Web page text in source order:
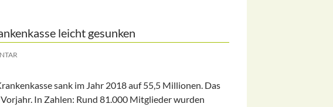
leicht gesunken
sank im Jahr 2018 auf 55,5 Millionen. Das
In Zahlen: Rund 81.000 Mitglieder wurden